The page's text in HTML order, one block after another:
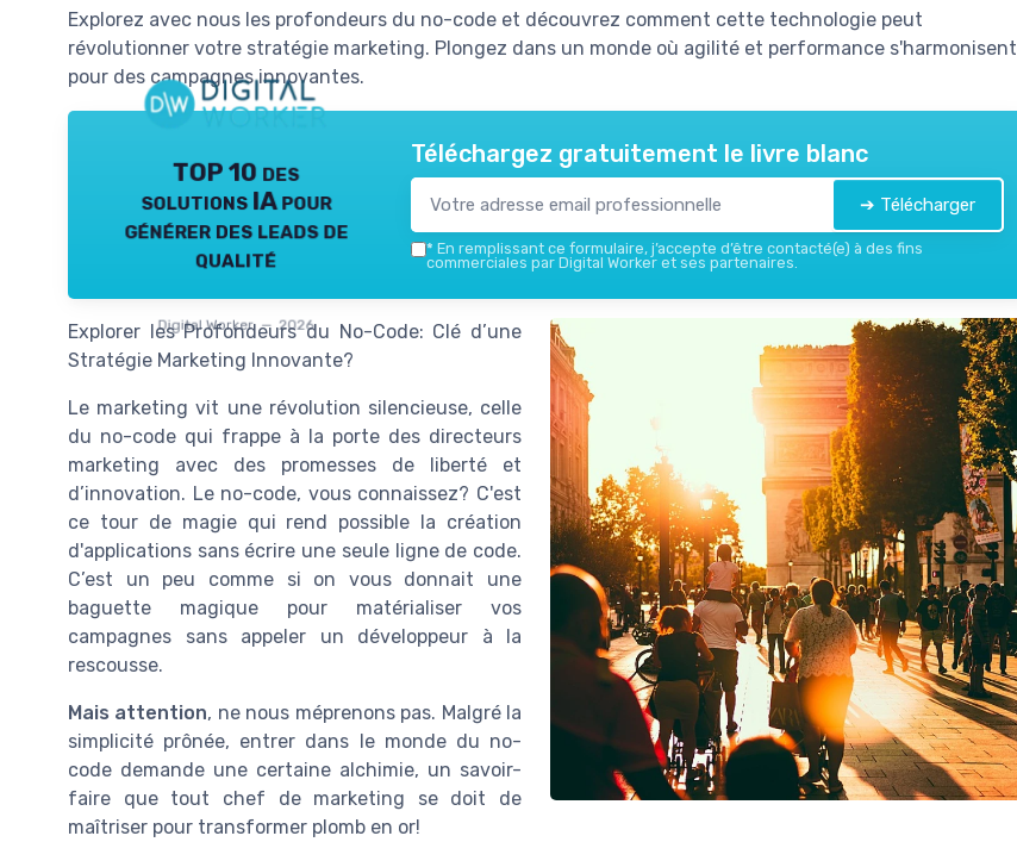
Explorez avec nous les profondeurs du no-code et découvrez comment cette technologie peut
révolutionner votre stratégie marketing. Plongez dans un monde où agilité et performance s'harmonisent
pour des campagnes innovantes.
TOP 10 des
solutions IA pour
générer des leads de
qualité
Digital Worker — 2026
Téléchargez gratuitement le livre blanc
➔ Télécharger
* En remplissant ce formulaire, j’accepte d’être contacté(e) à des fins
commerciales par Digital Worker et ses partenaires.
Explorer les Profondeurs du No-Code: Clé d’une
Stratégie Marketing Innovante?
Le marketing vit une révolution silencieuse, celle
du no-code qui frappe à la porte des directeurs
marketing avec des promesses de liberté et
d’innovation. Le no-code, vous connaissez? C'est
ce tour de magie qui rend possible la création
d'applications sans écrire une seule ligne de code.
C’est un peu comme si on vous donnait une
baguette magique pour matérialiser vos
campagnes sans appeler un développeur à la
rescousse.
Mais attention, ne nous méprenons pas. Malgré la
simplicité prônée, entrer dans le monde du no-
code demande une certaine alchimie, un savoir-
faire que tout chef de marketing se doit de
maîtriser pour transformer plomb en or!